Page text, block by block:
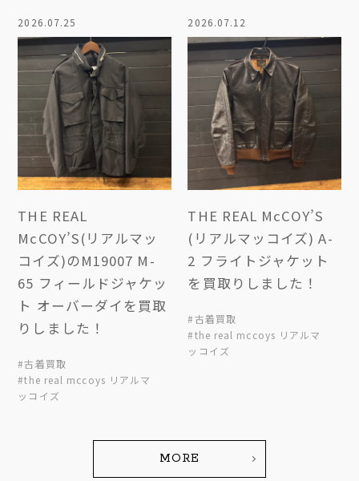
2026.07.25
THE REAL
McCOY’S(リアルマッ
コイズ)のM19007 M-
65 フィールドジャケッ
ト オーバーダイを買取
りしました！
#古着買取
#the real mccoys リアルマ
ッコイズ
2026.07.12
THE REAL McCOY’S
(リアルマッコイズ) A-
2 フライトジャケット
を買取りしました！
#古着買取
#the real mccoys リアルマ
ッコイズ
MORE